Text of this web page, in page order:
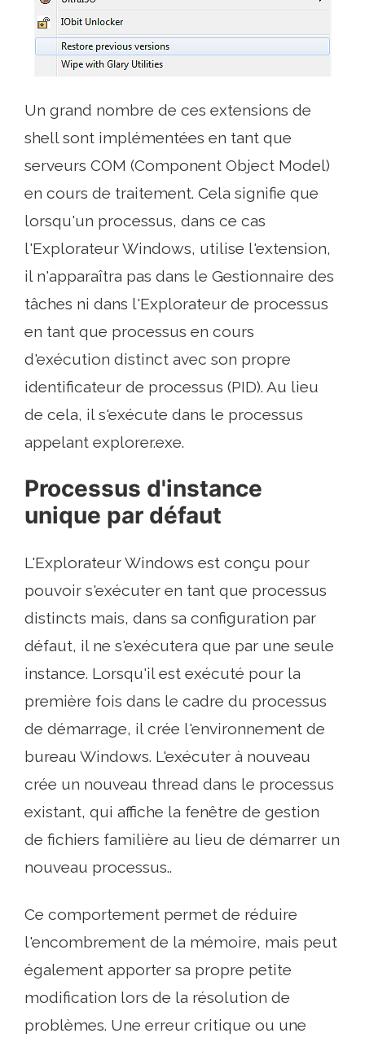
Un grand nombre de ces extensions de
shell sont implémentées en tant que
serveurs COM (Component Object Model)
en cours de traitement. Cela signifie que
lorsqu'un processus, dans ce cas
l'Explorateur Windows, utilise l'extension,
il n'apparaîtra pas dans le Gestionnaire des
tâches ni dans l'Explorateur de processus
en tant que processus en cours
d'exécution distinct avec son propre
identificateur de processus (PID). Au lieu
de cela, il s'exécute dans le processus
appelant explorer.exe.
Processus d'instance
unique par défaut
L'Explorateur Windows est conçu pour
pouvoir s'exécuter en tant que processus
distincts mais, dans sa configuration par
défaut, il ne s'exécutera que par une seule
instance. Lorsqu'il est exécuté pour la
première fois dans le cadre du processus
de démarrage, il crée l'environnement de
bureau Windows. L'exécuter à nouveau
crée un nouveau thread dans le processus
existant, qui affiche la fenêtre de gestion
de fichiers familière au lieu de démarrer un
nouveau processus..
Ce comportement permet de réduire
l'encombrement de la mémoire, mais peut
également apporter sa propre petite
modification lors de la résolution de
problèmes. Une erreur critique ou une